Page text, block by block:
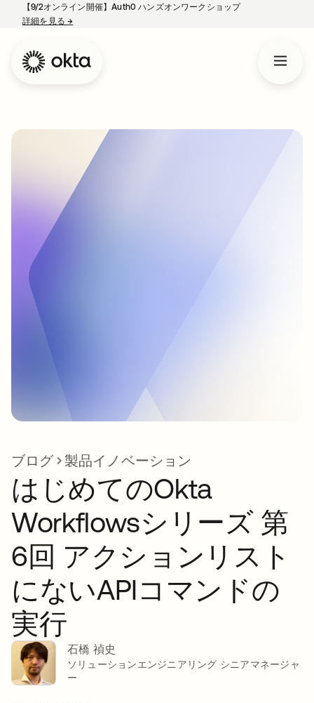
【9/2オンライン開催】Auth0 ハンズオンワークショップ
詳細を見る→
ブログ 製品イノベーション
はじめてのOkta
Workflowsシリーズ 第
6回 アクションリスト
にないAPIコマンドの
実行
石橋 禎史
ソリューションエンジニアリング シニアマネージャ
ー